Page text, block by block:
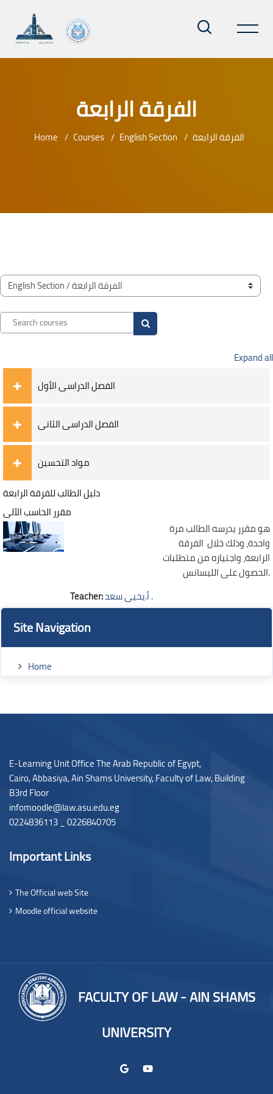
الفرقة الرابعة
Home Courses English Section الفرقة الرابعة
Blocks
Course categories
Search courses
Search courses
Expand all
الفصل الدراسى الأول
الفصل الدراسى الثانى
مواد التحسين
دليل الطالب للفرقة الرابعة
مقرر الحاسب الآلى
هو مقرر يدرسه الطالب مرة
واحدة، وذلك خلال الفرقة
الرابعة، واجتيازه من متطلبات
الحصول على الليسانس.
Teacher:
أ.يحيى سعد .
Blocks
Blocks
Skip Site Navigation
Site Navigation
Home
E-Learning Unit Office The Arab Republic of Egypt,
Cairo, Abbasiya, Ain Shams University, Faculty of Law,Building
B3rd Floor
infomoodle@law.asu.edu.eg
0224836113 _ 0226840705
Important Links
The Official web Site
Moodle official website
FACULTY OF LAW - AIN SHAMS
UNIVERSITY